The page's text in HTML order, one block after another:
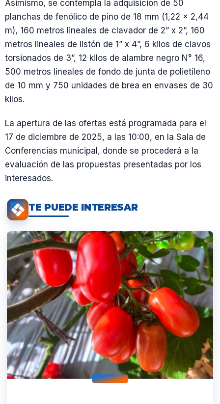
Asimismo, se contempla la adquisición de 50
planchas de fenólico de pino de 18 mm (1,22 x 2,44
m), 160 metros lineales de clavador de 2” x 2”, 160
metros lineales de listón de 1” x 4”, 6 kilos de clavos
torsionados de 3”, 12 kilos de alambre negro N° 16,
500 metros lineales de fondo de junta de polietileno
de 10 mm y 750 unidades de brea en envases de 30
kilos.
La apertura de las ofertas está programada para el
17 de diciembre de 2025, a las 10:00, en la Sala de
Conferencias municipal, donde se procederá a la
evaluación de las propuestas presentadas por los
interesados.
TE PUEDE INTERESAR